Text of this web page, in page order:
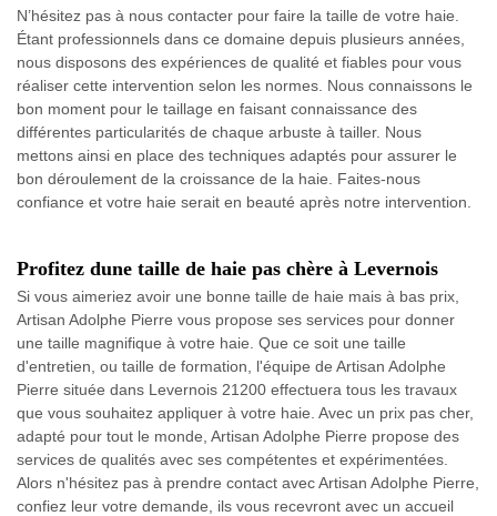
N’hésitez pas à nous contacter pour faire la taille de votre haie.
Étant professionnels dans ce domaine depuis plusieurs années,
nous disposons des expériences de qualité et fiables pour vous
réaliser cette intervention selon les normes. Nous connaissons le
bon moment pour le taillage en faisant connaissance des
différentes particularités de chaque arbuste à tailler. Nous
mettons ainsi en place des techniques adaptés pour assurer le
bon déroulement de la croissance de la haie. Faites-nous
confiance et votre haie serait en beauté après notre intervention.
Profitez dune taille de haie pas chère à Levernois
Si vous aimeriez avoir une bonne taille de haie mais à bas prix,
Artisan Adolphe Pierre vous propose ses services pour donner
une taille magnifique à votre haie. Que ce soit une taille
d'entretien, ou taille de formation, l'équipe de Artisan Adolphe
Pierre située dans Levernois 21200 effectuera tous les travaux
que vous souhaitez appliquer à votre haie. Avec un prix pas cher,
adapté pour tout le monde, Artisan Adolphe Pierre propose des
services de qualités avec ses compétentes et expérimentées.
Alors n'hésitez pas à prendre contact avec Artisan Adolphe Pierre,
confiez leur votre demande, ils vous recevront avec un accueil